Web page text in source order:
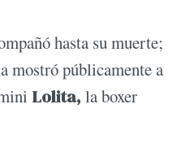
hasta su muerte;
mostró públicamente a
Lolita, la boxer